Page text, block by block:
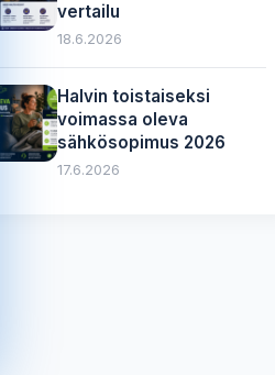
vertailu
18.6.2026
Halvin toistaiseksi
voimassa oleva
sähkösopimus 2026
17.6.2026